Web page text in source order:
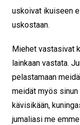
uskoivat ikuiseen
uskostaan.
Miehet vastasivat
lainkaan vastata.
pelastamaan
meidät myös
kävisikään,
jumaliasi me